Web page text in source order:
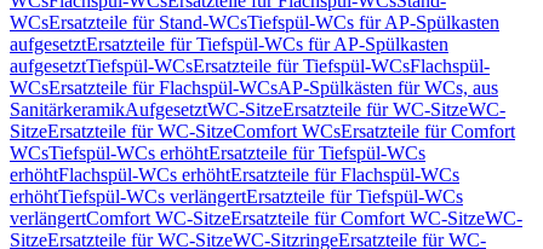
WCsErsatzteile für Stand-WCsTiefspül-WCs für AP-Spülkasten
aufgesetztErsatzteile für Tiefspül-WCs für AP-Spülkasten
aufgesetztTiefspül-WCsErsatzteile für Tiefspül-WCsFlachspül-
WCsErsatzteile für Flachspül-WCsAP-Spülkästen für WCs, aus
SanitärkeramikAufgesetztWC-SitzeErsatzteile für WC-SitzeWC-
SitzeErsatzteile für WC-SitzeComfort WCsErsatzteile für Comfort
WCsTiefspül-WCs erhöhtErsatzteile für Tiefspül-WCs
erhöhtFlachspül-WCs erhöhtErsatzteile für Flachspül-WCs
erhöhtTiefspül-WCs verlängertErsatzteile für Tiefspül-WCs
verlängertComfort WC-SitzeErsatzteile für Comfort WC-SitzeWC-
SitzeErsatzteile für WC-SitzeWC-SitzringeErsatzteile für WC-